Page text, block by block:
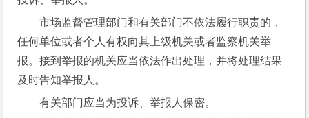
市场监督管理部门和有关部门不依法履行职责的，
任何单位或者个人有权向其上级机关或者监察机关举
报。接到举报的机关应当依法作出处理，并将处理结果
及时告知举报人。
有关部门应当为投诉、举报人保密。